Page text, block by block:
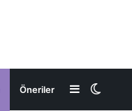
Öneriler Dış
Kenar